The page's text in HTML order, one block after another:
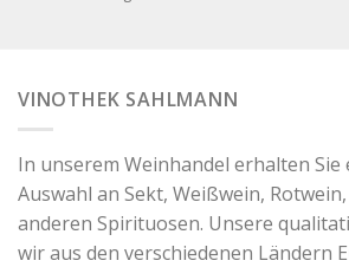
VINOTHEK SAHLMANN
In unserem Weinhandel erhalten
Auswahl an Sekt, Weißwein,
anderen Spirituosen. Unsere
wir aus den verschiedenen Ländern